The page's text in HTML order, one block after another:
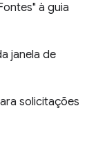
à guia
janela de
solicitações